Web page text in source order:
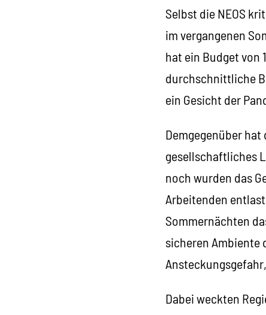
Selbst die NEOS
im vergangenen
hat ein Budget von
durchschnittliche
ein Gesicht der
Demgegenüber
gesellschaftliches
noch wurden das
Arbeitenden
Sommernächten
sicheren Ambiente
Dabei weckten